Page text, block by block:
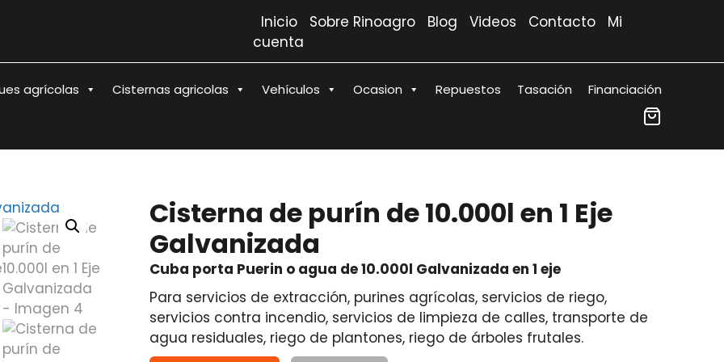
Inicio Sobre Rinoagro Blog Videos Contacto
Mi
cuenta
agrícolas Cisternas agricolas Vehículos Ocasion Repuestos Tasación Financiación
Cisterna de purín de 10.000l en 1 Eje
Galvanizada
Cuba porta Puerin o agua de 10.000l Galvanizada en 1 eje
Para servicios de extracción, purines agrícolas, servicios de riego,
servicios contra incendio, servicios de limpieza de calles, transporte de
agua residuales, riego de plantones, riego de árboles frutales.